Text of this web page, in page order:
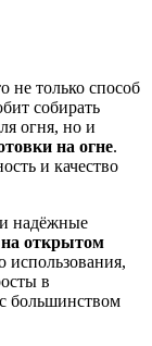
не только способ
собирать
огня, но и
на огне.
и качество
надёжные
открытом
использования,
в
большинством